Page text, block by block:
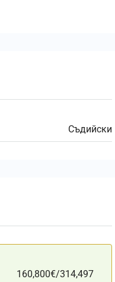
Съдийски
160,800€/314,497